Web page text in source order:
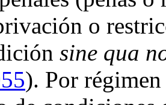
o
sine qua
). Por